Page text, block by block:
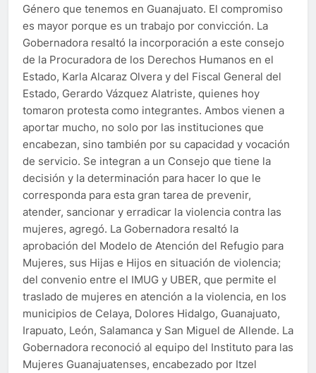
Género que tenemos en Guanajuato. El compromiso
es mayor porque es un trabajo por convicción. La
Gobernadora resaltó la incorporación a este consejo
de la Procuradora de los Derechos Humanos en el
Estado, Karla Alcaraz Olvera y del Fiscal General del
Estado, Gerardo Vázquez Alatriste, quienes hoy
tomaron protesta como integrantes. Ambos vienen a
aportar mucho, no solo por las instituciones que
encabezan, sino también por su capacidad y vocación
de servicio. Se integran a un Consejo que tiene la
decisión y la determinación para hacer lo que le
corresponda para esta gran tarea de prevenir,
atender, sancionar y erradicar la violencia contra las
mujeres, agregó. La Gobernadora resaltó la
aprobación del Modelo de Atención del Refugio para
Mujeres, sus Hijas e Hijos en situación de violencia;
del convenio entre el IMUG y UBER, que permite el
traslado de mujeres en atención a la violencia, en los
municipios de Celaya, Dolores Hidalgo, Guanajuato,
Irapuato, León, Salamanca y San Miguel de Allende. La
Gobernadora reconoció al equipo del Instituto para las
Mujeres Guanajuatenses, encabezado por Itzel